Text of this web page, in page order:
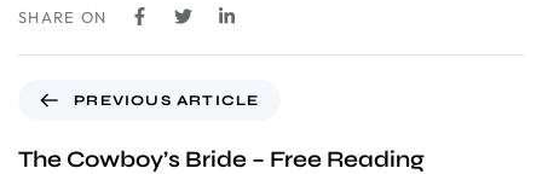
SHARE ON
PREVIOUS ARTICLE
The Cowboy’s Bride – Free Reading